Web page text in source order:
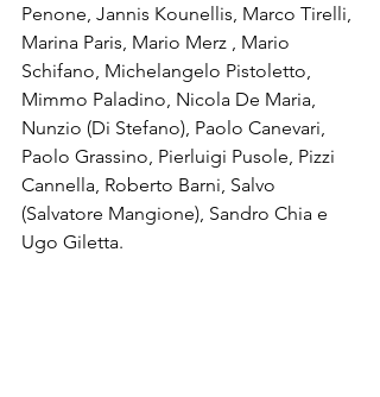
Penone, Jannis Kounellis, Marco Tirelli,
Marina Paris, Mario Merz , Mario
Schifano, Michelangelo Pistoletto,
Mimmo Paladino, Nicola De Maria,
Nunzio (Di Stefano), Paolo Canevari,
Paolo Grassino, Pierluigi Pusole, Pizzi
Cannella, Roberto Barni, Salvo
(Salvatore Mangione), Sandro Chia e
Ugo Giletta.